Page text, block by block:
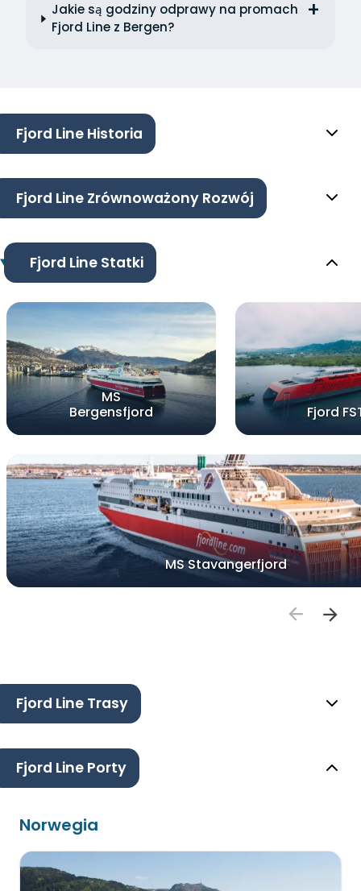
Jakie są godziny odprawy na promach
Fjord Line z Bergen?
Fjord Line Historia
Fjord Line Zrównoważony Rozwój
Fjord Line Statki
MS
Bergensfjord
Fjord
MS Stavangerfjord
Fjord Line Trasy
Fjord Line Porty
Norwegia